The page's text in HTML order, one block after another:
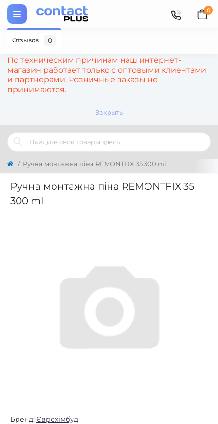
По техническим причинам наш интернет-
магазин работает только с оптовыми клиентами
и партнерами. Розничные заказы не
принимаются.
Закрыть
0
Ручна монтажна піна REMONTFIX 35 300 ml
Ручна монтажна піна REMONTFIX 35
300 ml
Бренд: Єврохімбуд
Отзывов 0